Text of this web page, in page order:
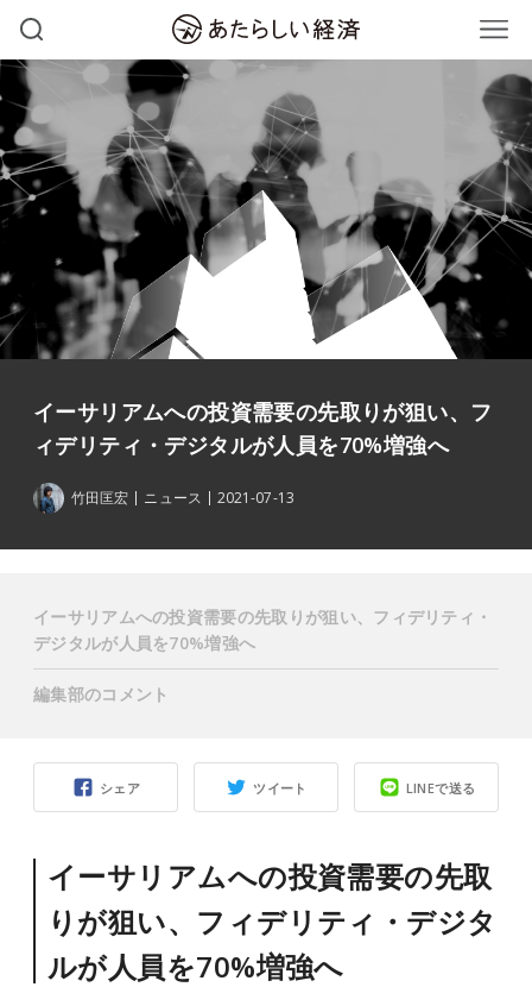
イーサリアムへの投資需要の先取りが狙い、フ
ィデリティ・デジタルが人員を70%増強へ
竹田匡宏 ニュース 2021-07-13
シェア ツイート LINEで送る
イーサリアムへの投資需要の先取
りが狙い、フィデリティ・デジタ
ルが人員を70%増強へ
イーサリアムへの投資需要の先取りが狙い、フィデリティ・
デジタルが人員を70%増強へ
編集部のコメント